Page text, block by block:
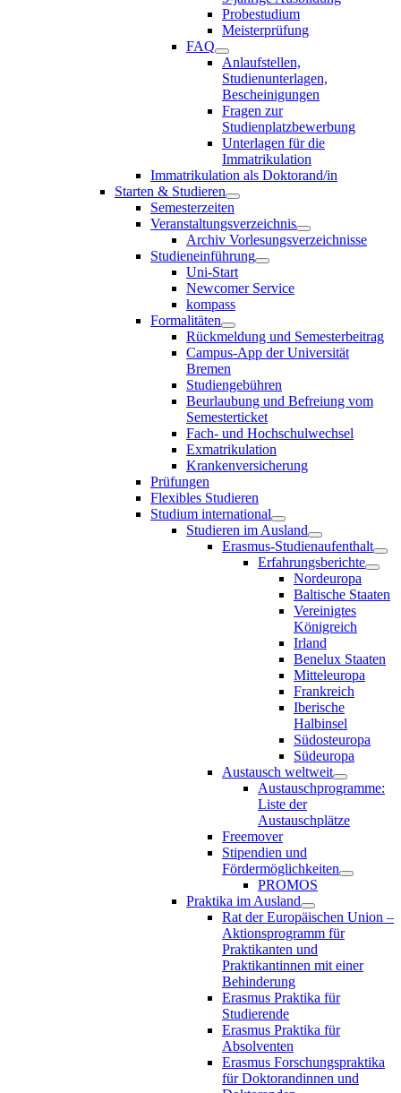
Probestudium
Meisterprüfung
FAQ
Anlaufstellen,
Studienunterlagen,
Bescheinigungen
Fragen zur
Studienplatzbewerbung
Unterlagen für die
Immatrikulation
Immatrikulation als Doktorand/in
Starten & Studieren
Semesterzeiten
Veranstaltungsverzeichnis
Archiv Vorlesungsverzeichnisse
Studieneinführung
Uni-Start
Newcomer Service
kompass
Formalitäten
Rückmeldung und Semesterbeitrag
Campus-App der Universität
Bremen
Studiengebühren
Beurlaubung und Befreiung vom
Semesterticket
Fach- und Hochschulwechsel
Exmatrikulation
Krankenversicherung
Prüfungen
Flexibles Studieren
Studium international
Studieren im Ausland
Erasmus-Studienaufenthalt
Erfahrungsberichte
Nordeuropa
Baltische Staaten
Vereinigtes
Königreich
Irland
Benelux Staaten
Mitteleuropa
Frankreich
Iberische
Halbinsel
Südosteuropa
Südeuropa
Austausch weltweit
Austauschprogramme:
Liste der
Austauschplätze
Freemover
Stipendien und
Fördermöglichkeiten
PROMOS
Praktika im Ausland
Rat der Europäischen Union –
Aktionsprogramm für
Praktikanten und
Praktikantinnen mit einer
Behinderung
Erasmus Praktika für
Studierende
Erasmus Praktika für
Absolventen
Erasmus Forschungspraktika
für Doktorandinnen und